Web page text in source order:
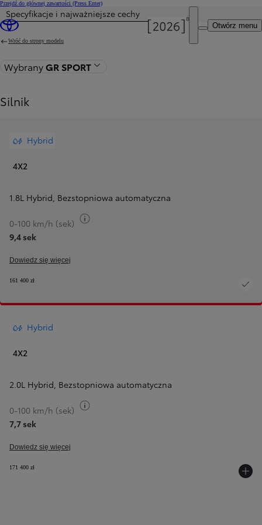
Przejdź do głównej zawartości (Press Enter)
Otwórz menu
Specyfikacje i najważniejsze cechy
Wróć do strony modelu
WybranyGR SPORT
Silnik
Hybrid
4X2
1.8L Hybrid, Bezstopniowa automatyczna
0-100 km/h (sek)
9,4 sek
Dowiedz się więcej
161 400 zł
Hybrid
4X2
2.0L Hybrid, Bezstopniowa automatyczna
0-100 km/h (sek)
7,7 sek
Dowiedz się więcej
171 400 zł